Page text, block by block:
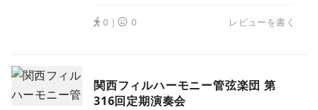
0｜ 0 レビューを書く
関西フィルハーモニー管弦楽団 第
316回定期演奏会